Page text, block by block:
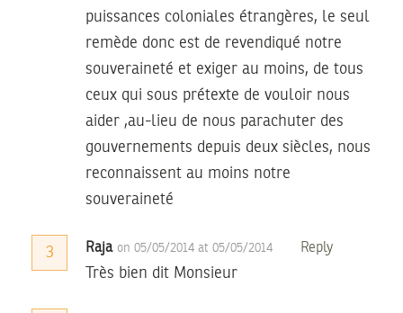
puissances coloniales étrangères, le seul
remède donc est de revendiqué notre
souveraineté et exiger au moins, de tous
ceux qui sous prétexte de vouloir nous
aider ,au-lieu de nous parachuter des
gouvernements depuis deux siècles, nous
reconnaissent au moins notre
souveraineté
3 Raja on 05/05/2014 at 05/05/2014 Reply
Très bien dit Monsieur